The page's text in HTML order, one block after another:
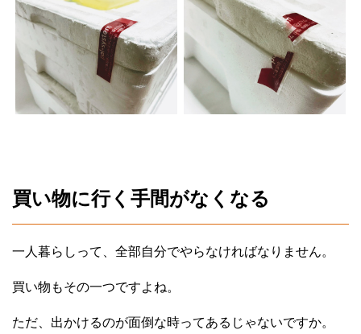
買い物に行く手間がなくなる
一人暮らしって、全部自分でやらなければなりません。
買い物もその一つですよね。
ただ、出かけるのが面倒な時ってあるじゃないですか。